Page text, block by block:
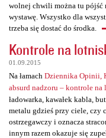
wolnej chwili można tu pójść
wystawę. Wszystko dla
trzeba się dostać do środka.
Kontrole na
01.09.2015
Na łamach Dziennika Opinii,
absurd nadzoru – kontrole na
ładowarka, kawałek kabla,
metalu gdzieś przy ciele, czy
ostrzegawczy i oznacza
innym razem okazuje się